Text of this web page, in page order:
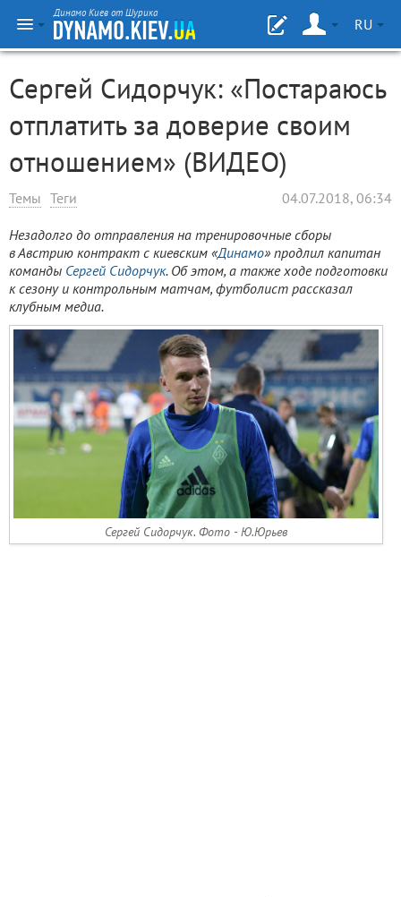
Динамо Киев от Шурика
RU
Сергей Сидорчук: «Постараюсь
отплатить за доверие своим
отношением» (ВИДЕО)
Темы Теги 04.07.2018, 06:34
Незадолго до отправления на тренировочные сборы
в Австрию контракт с киевским «Динамо» продлил капитан
команды Сергей Сидорчук. Об этом, а также ходе подготовки
к сезону и контрольным матчам, футболист рассказал
клубным медиа.
Сергей Сидорчук. Фото - Ю.Юрьев